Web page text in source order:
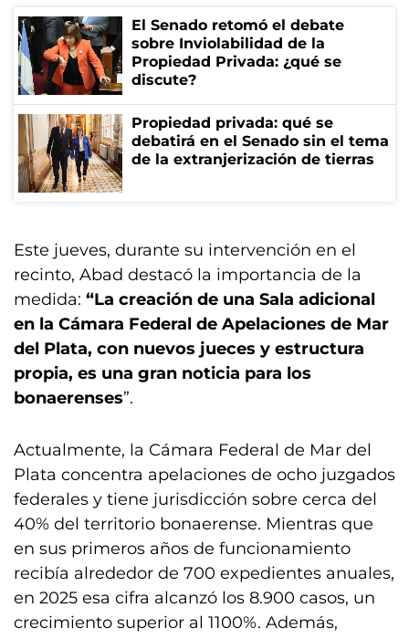
El Senado retomó el debate
sobre Inviolabilidad de la
Propiedad Privada: ¿qué se
discute?
Propiedad privada: qué se
debatirá en el Senado sin el tema
de la extranjerización de tierras
Este jueves, durante su intervención en el
recinto, Abad destacó la importancia de la
medida: “La creación de una Sala adicional
en la Cámara Federal de Apelaciones de Mar
del Plata, con nuevos jueces y estructura
propia, es una gran noticia para los
bonaerenses”.
Actualmente, la Cámara Federal de Mar del
Plata concentra apelaciones de ocho juzgados
federales y tiene jurisdicción sobre cerca del
40% del territorio bonaerense. Mientras que
en sus primeros años de funcionamiento
recibía alrededor de 700 expedientes anuales,
en 2025 esa cifra alcanzó los 8.900 casos, un
crecimiento superior al 1100%. Además,